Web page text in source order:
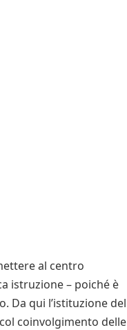
al centro
istruzione – poiché è
Da qui l’istituzione del
coinvolgimento delle